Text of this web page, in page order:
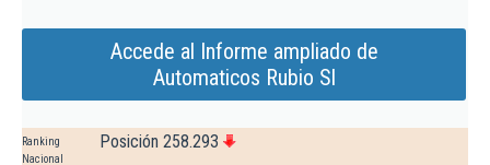
Accede al Informe ampliado de
Automaticos Rubio Sl
Ranking
Nacional
Posición 258.293